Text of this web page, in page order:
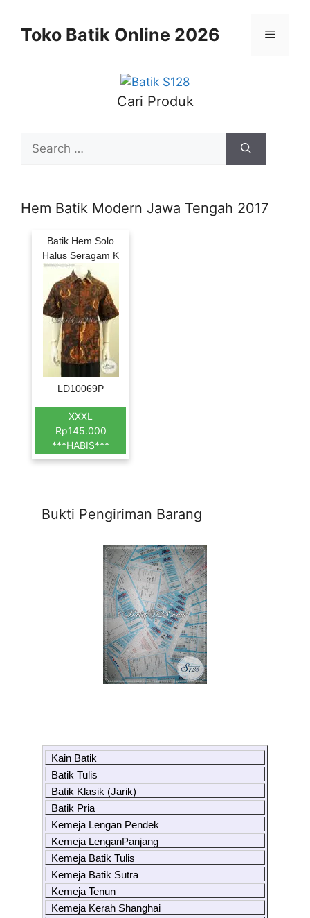
contentToko Batik Online 2026 Menu
Cari Produk
for:
Hem Batik Modern Jawa Tengah 2017
Batik Hem Solo
Halus Seragam K
LD10069P
XXXL
Rp145.000
***HABIS***
Bukti Pengiriman Barang
Kain Batik
Batik Tulis
Batik Klasik (Jarik)
Batik Pria
Kemeja Lengan Pendek
Kemeja LenganPanjang
Kemeja Batik Tulis
Kemeja Batik Sutra
Kemeja Tenun
Kemeja Kerah Shanghai